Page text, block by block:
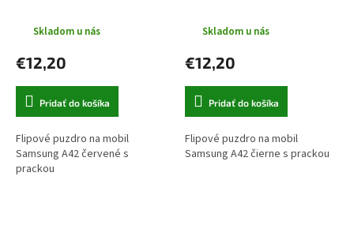
Skladom u nás
€12,20
Pridať do košíka
Flipové puzdro na mobil
Samsung A42 červené s
prackou
Skladom u nás
€12,20
Pridať do košíka
Flipové puzdro na mobil
Samsung A42 čierne s prackou